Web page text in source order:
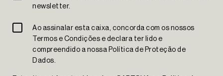
The Yard Tagus
newsletter.
Ao assinalar esta caixa, concorda com os nossos
Termos e Condições e declara ter lido e
compreendido a nossa Política de Proteção de
Dados.